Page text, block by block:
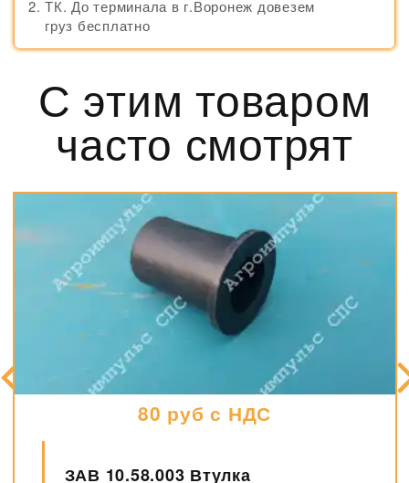
ТК. До терминала в г.Воронеж довезем
груз бесплатно
С этим товаром
часто смотрят
80 руб с НДС
ЗАВ 10.58.003 Втулка